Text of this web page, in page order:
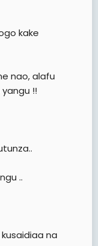
kake
nao, alafu
!!
..
na